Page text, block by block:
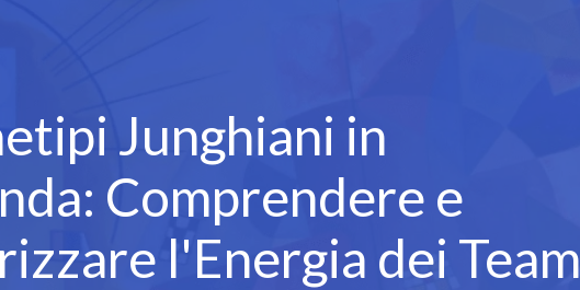
Junghiani in
Comprendere e
l'Energia dei Team